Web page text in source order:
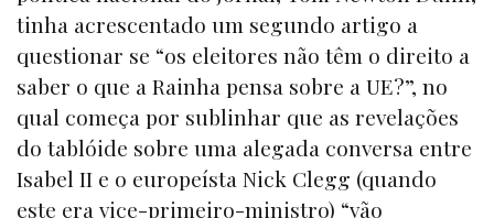
tinha acrescentado um segundo artigo a
questionar se “os eleitores não têm o direito a
saber o que a Rainha pensa sobre a UE?”, no
qual começa por sublinhar que as revelações
do tablóide sobre uma alegada conversa entre
Isabel II e o europeísta Nick Clegg (quando
este era vice-primeiro-ministro) “vão